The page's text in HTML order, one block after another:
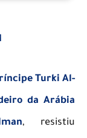
Turki Al-
da Arábia
, resistiu